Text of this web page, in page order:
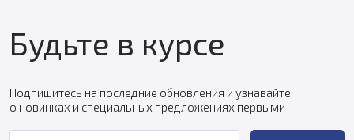
Будьте в курсе
Подпишитесь на последние обновления и узнавайте
о новинках и специальных предложениях первыми